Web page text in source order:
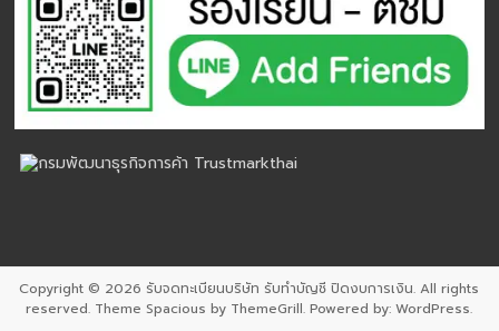
Copyright © 2026 รับจดทะเบียนบริษัท รับทำบัญชี ปิดงบการเงิน. All rights
reserved. ThemeSpacious by ThemeGrill. Powered by:WordPress.